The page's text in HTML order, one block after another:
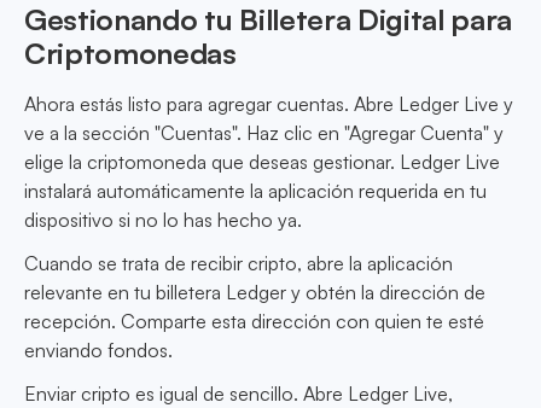
Gestionando tu Billetera Digital para
Criptomonedas
Ahora estás listo para agregar cuentas. Abre Ledger Live y
ve a la sección "Cuentas". Haz clic en "Agregar Cuenta" y
elige la criptomoneda que deseas gestionar. Ledger Live
instalará automáticamente la aplicación requerida en tu
dispositivo si no lo has hecho ya.
Cuando se trata de recibir cripto, abre la aplicación
relevante en tu billetera Ledger y obtén la dirección de
recepción. Comparte esta dirección con quien te esté
enviando fondos.
Enviar cripto es igual de sencillo. Abre Ledger Live,